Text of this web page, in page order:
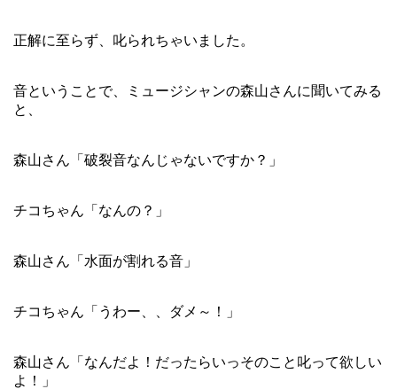
正解に至らず、叱られちゃいました。
音ということで、ミュージシャンの森山さんに聞いてみる
と、
森山さん「破裂音なんじゃないですか？」
チコちゃん「なんの？」
森山さん「水面が割れる音」
チコちゃん「うわー、、ダメ～！」
森山さん「なんだよ！だったらいっそのこと叱って欲しい
よ！」